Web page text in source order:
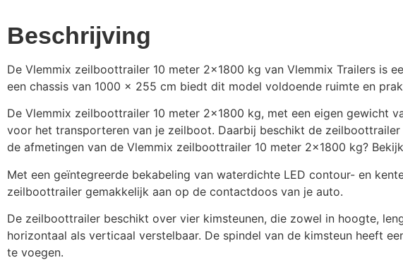
Beschrijving
De Vlemmix zeilboottrailer 10 meter 2×1800 kg van Vlemmix Trailers is
een chassis van 1000 x 255 cm biedt dit model voldoende ruimte en
De Vlemmix zeilboottrailer 10 meter 2×1800 kg, met een eigen gewicht
voor het transporteren van je zeilboot. Daarbij beschikt de
de afmetingen van de Vlemmix zeilboottrailer 10 meter 2×1800 kg? Bekijk
Met een geïntegreerde bekabeling van waterdichte LED contour- en
zeilboottrailer gemakkelijk aan op de contactdoos van je auto.
De zeilboottrailer beschikt over vier kimsteunen, die zowel in hoogte,
horizontaal als verticaal verstelbaar. De spindel van de kimsteun heeft
te voegen.